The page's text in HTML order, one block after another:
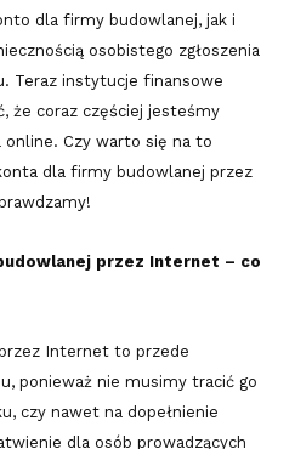
dla firmy budowlanej, jak i
osobistego zgłoszenia
Teraz instytucje finansowe
że coraz częściej jesteśmy
online. Czy warto się na to
dla firmy budowlanej przez
przez Internet – co
Internet to przede
ponieważ nie musimy tracić go
czy nawet na dopełnienie
dla osób prowadzących